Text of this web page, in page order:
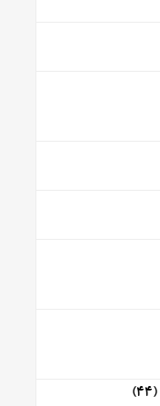
(44)